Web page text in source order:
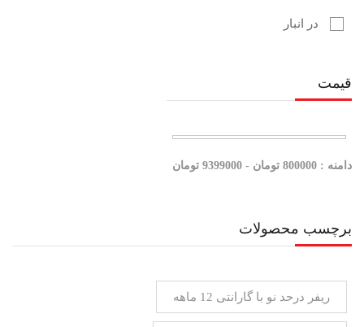
در انبار
قیمت
دامنه : 800000 9399000 تومان
برچسب محصولات
ریفر درحد نو با گارانتی 12 ماهه